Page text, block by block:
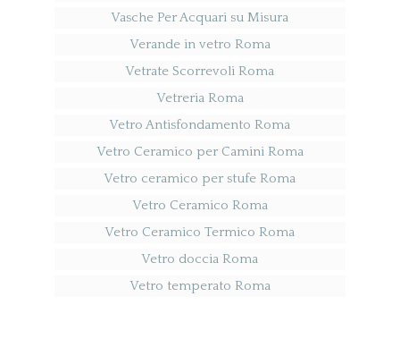
Vasche Per Acquari su Misura
Verande in vetro Roma
Vetrate Scorrevoli Roma
Vetreria Roma
Vetro Antisfondamento Roma
Vetro Ceramico per Camini Roma
Vetro ceramico per stufe Roma
Vetro Ceramico Roma
Vetro Ceramico Termico Roma
Vetro doccia Roma
Vetro temperato Roma